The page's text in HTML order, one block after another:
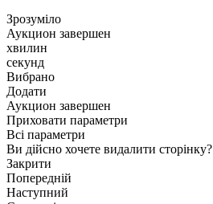
Зрозуміло
Аукцион завершен
хвилин
секунд
Вибрано
Додати
Аукцион завершен
Приховати параметри
Всі параметри
Ви дійсно хочете видалити сторінку?
Закрити
Попередній
Наступний